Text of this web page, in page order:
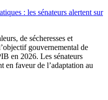
: les sénateurs alertent sur
de sécheresses et
gouvernemental de
en 2026. Les sénateurs
en faveur de l’adaptation au